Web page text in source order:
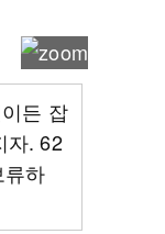
든 잡
자. 62
하